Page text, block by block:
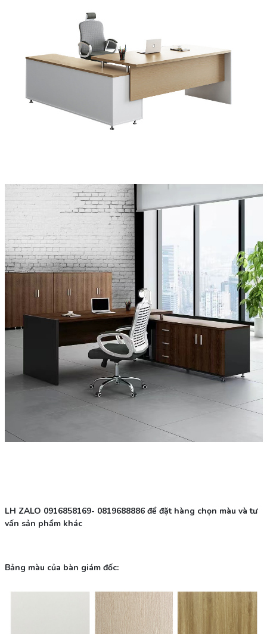
LH ZALO 0916858169- 0819688886 để đặt hàng chọn màu và tư
vấn sản phẩm khác
Bảng màu của bàn giám đốc: